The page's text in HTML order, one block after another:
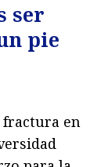
ser
pie
en